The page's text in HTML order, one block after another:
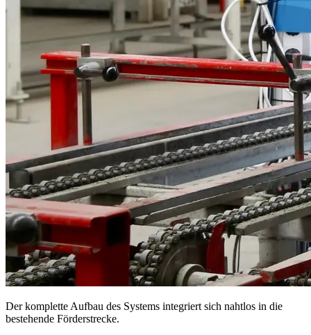
Der komplette Aufbau des Systems integriert sich nahtlos in die
bestehende Förderstrecke.